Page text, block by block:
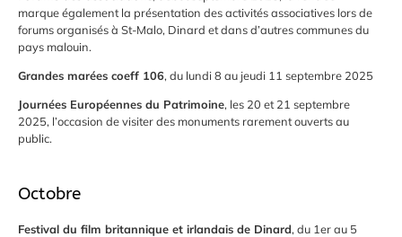
marque également la présentation des activités associatives lors de
forums organisés à St-Malo, Dinard et dans d’autres communes du
pays malouin.
Grandes marées coeff 106, du lundi 8 au jeudi 11 septembre 2025
Journées Européennes du Patrimoine, les 20 et 21 septembre
2025, l’occasion de visiter des monuments rarement ouverts au
public.
Octobre
Festival du film britannique et irlandais de Dinard, du 1er au 5